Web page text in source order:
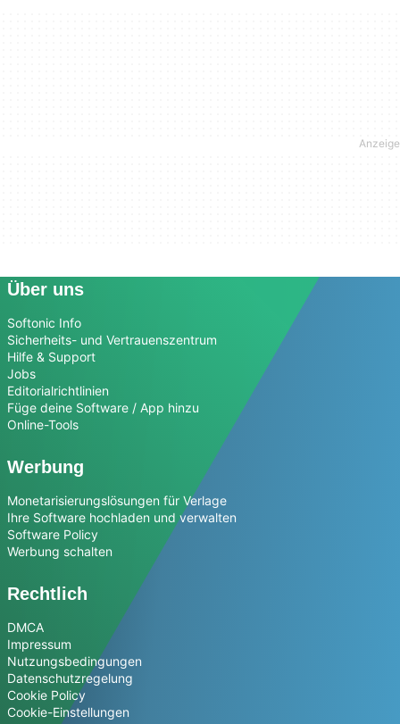
Über uns
Softonic Info
Sicherheits- und Vertrauenszentrum
Hilfe & Support
Jobs
Editorialrichtlinien
Füge deine Software / App hinzu
Online-Tools
Werbung
Monetarisierungslösungen für Verlage
Ihre Software hochladen und verwalten
Software Policy
Werbung schalten
Rechtlich
DMCA
Impressum
Nutzungsbedingungen
Datenschutzregelung
Cookie Policy
Cookie-Einstellungen